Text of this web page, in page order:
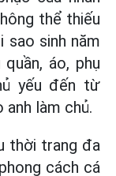
thể thiếu
sao sinh năm
áo, phụ
yếu đến từ
anh làm chủ.
thời trang đa
cách cá